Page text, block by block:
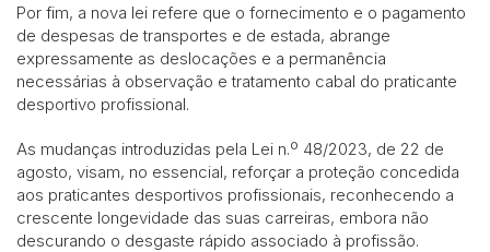
Por fim, a nova lei refere que o fornecimento e o pagamento
de despesas de transportes e de estada, abrange
expressamente as deslocações e a permanência
necessárias à observação e tratamento cabal do praticante
desportivo profissional.
As mudanças introduzidas pela Lei n.º 48/2023, de 22 de
agosto, visam, no essencial, reforçar a proteção concedida
aos praticantes desportivos profissionais, reconhecendo a
crescente longevidade das suas carreiras, embora não
descurando o desgaste rápido associado à profissão.